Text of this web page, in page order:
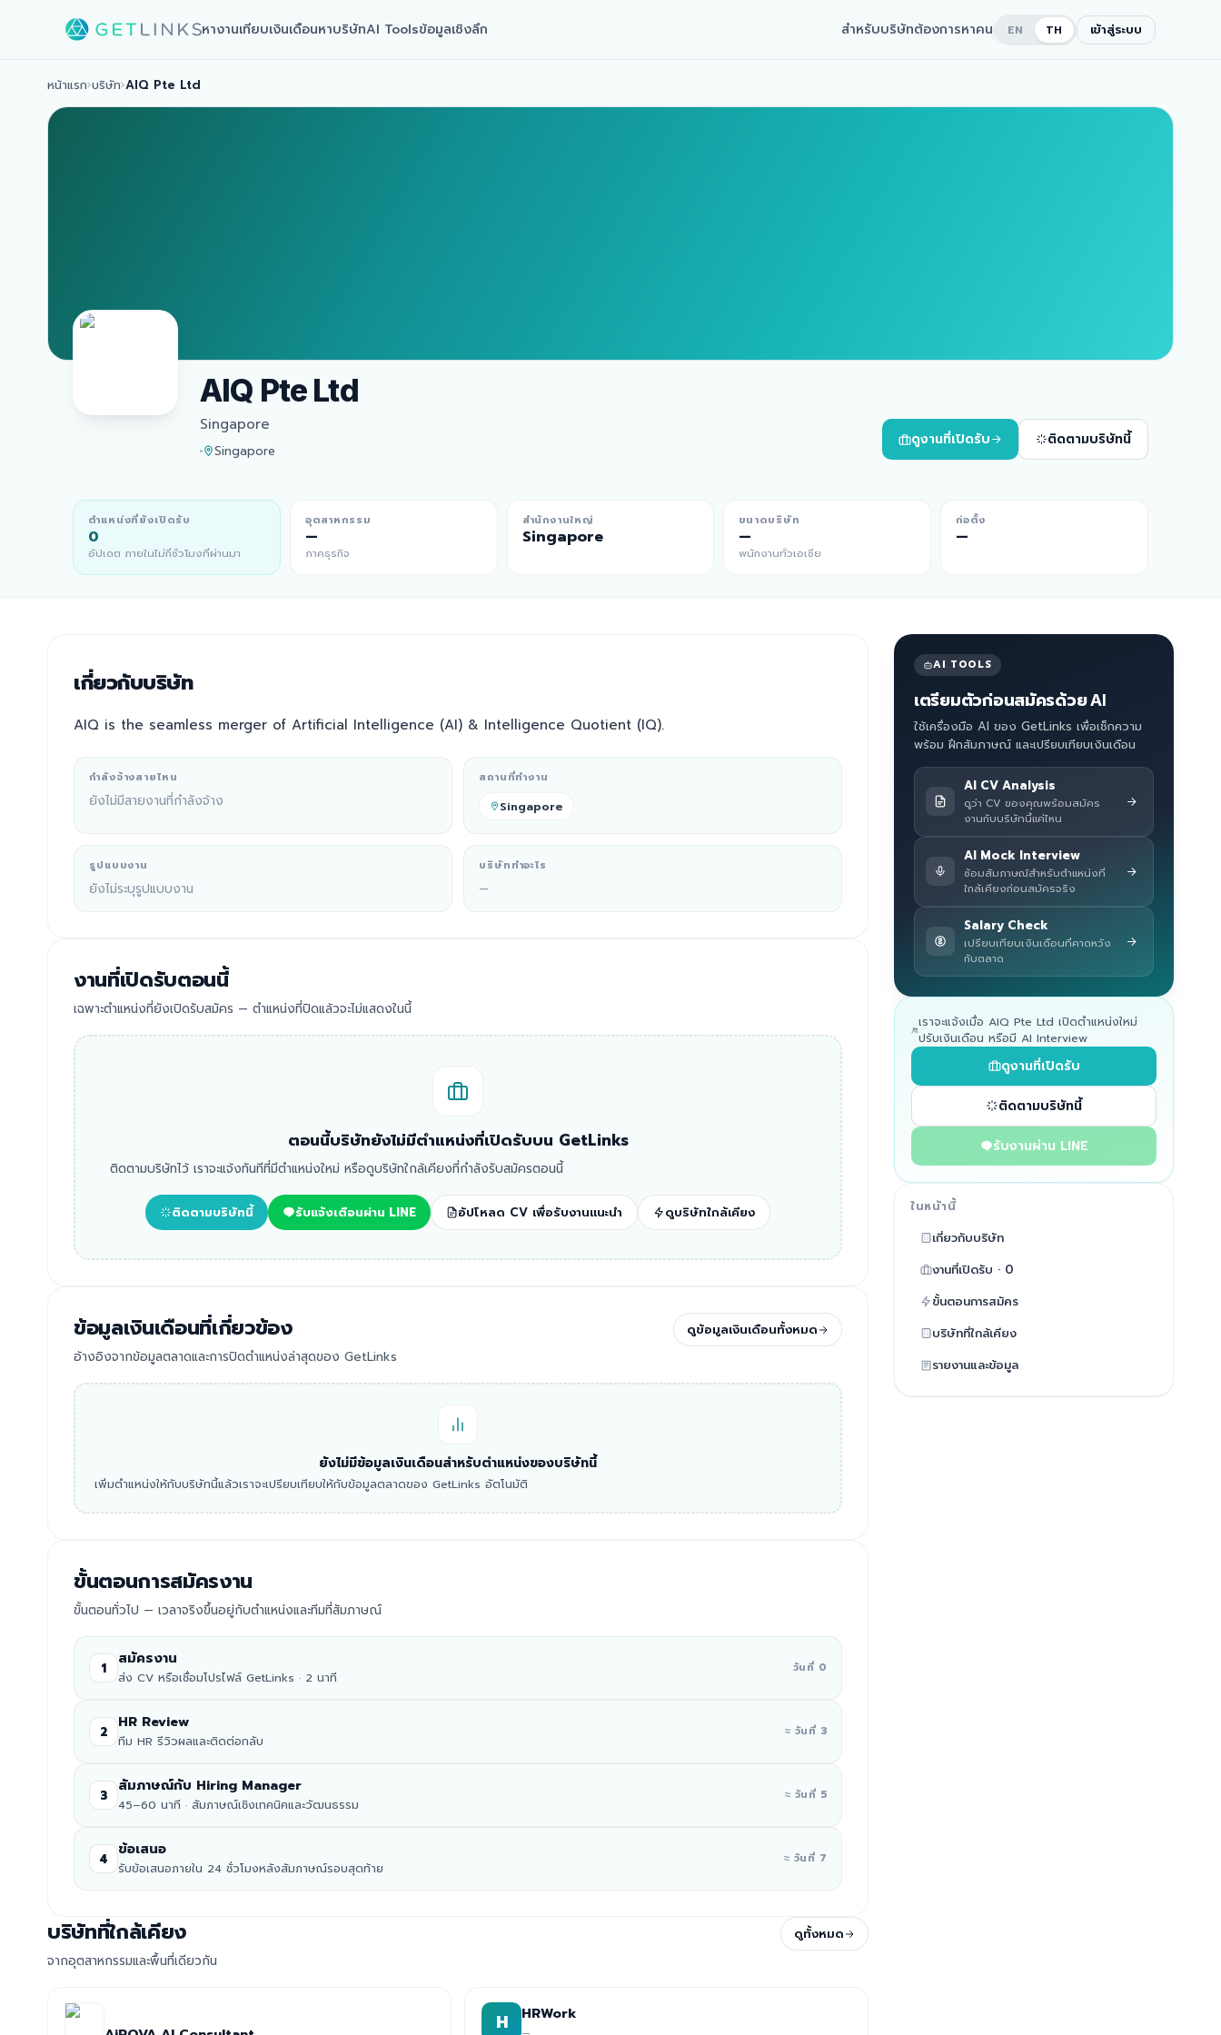
หางานเทียบเงินเดือนหาบริษัทAI Toolsข้อมูลเชิงลึก สำหรับบริษัทต้องการหาคน EN TH เข้าสู่ระบบ
หน้าแรก›บริษัท›AIQ Pte Ltd
AIQ Pte Ltd
Singapore
Singapore
ดูงานที่เปิดรับ ติดตามบริษัทนี้
ตำแหน่งที่ยังเปิดรับ
0
อัปเดต ภายในไม่กี่ชั่วโมงที่ผ่านมา
อุตสาหกรรม
—
ภาคธุรกิจ
สำนักงานใหญ่
Singapore
ขนาดบริษัท
—
พนักงานทั่วเอเชีย
ก่อตั้ง
—
เกี่ยวกับบริษัท
AIQ is the seamless merger of Artificial Intelligence (AI) & Intelligence Quotient (IQ).
กำลังจ้างสายไหน
ยังไม่มีสายงานที่กำลังจ้าง
สถานที่ทำงาน
Singapore
รูปแบบงาน
ยังไม่ระบุรูปแบบงาน
บริษัททำอะไร
—
งานที่เปิดรับตอนนี้
เฉพาะตำแหน่งที่ยังเปิดรับสมัคร — ตำแหน่งที่ปิดแล้วจะไม่แสดงในนี้
ตอนนี้บริษัทยังไม่มีตำแหน่งที่เปิดรับบน GetLinks
ติดตามบริษัทไว้ เราจะแจ้งทันทีที่มีตำแหน่งใหม่ หรือดูบริษัทใกล้เคียงที่กำลังรับสมัครตอนนี้
ติดตามบริษัทนี้ รับแจ้งเตือนผ่าน LINE อัปโหลด CV เพื่อรับงานแนะนำ ดูบริษัทใกล้เคียง
ข้อมูลเงินเดือนที่เกี่ยวข้อง
อ้างอิงจากข้อมูลตลาดและการปิดตำแหน่งล่าสุดของ GetLinks
ดูข้อมูลเงินเดือนทั้งหมด
ยังไม่มีข้อมูลเงินเดือนสำหรับตำแหน่งของบริษัทนี้
เพิ่มตำแหน่งให้กับบริษัทนี้แล้วเราจะเปรียบเทียบให้กับข้อมูลตลาดของ GetLinks อัตโนมัติ
ขั้นตอนการสมัครงาน
ขั้นตอนทั่วไป — เวลาจริงขึ้นอยู่กับตำแหน่งและทีมที่สัมภาษณ์
1 สมัครงาน
ส่ง CV หรือเชื่อมโปรไฟล์ GetLinks · 2 นาที
วันที่ 0
2 HR Review
ทีม HR รีวิวผลและติดต่อกลับ
≈ วันที่ 3
3 สัมภาษณ์กับ Hiring Manager
45–60 นาที · สัมภาษณ์เชิงเทคนิคและวัฒนธรรม
≈ วันที่ 5
4 ข้อเสนอ
รับข้อเสนอภายใน 24 ชั่วโมงหลังสัมภาษณ์รอบสุดท้าย
≈ วันที่ 7
บริษัทที่ใกล้เคียง
จากอุตสาหกรรมและพื้นที่เดียวกัน
ดูทั้งหมด
H HRWork
AI TOOLS
เตรียมตัวก่อนสมัครด้วย AI
ใช้เครื่องมือ AI ของ GetLinks เพื่อเช็กความ
พร้อม ฝึกสัมภาษณ์ และเปรียบเทียบเงินเดือน
AI CV Analysis
ดูว่า CV ของคุณพร้อมสมัคร
งานกับบริษัทนี้แค่ไหน
AI Mock Interview
ซ้อมสัมภาษณ์สำหรับตำแหน่งที่
ใกล้เคียงก่อนสมัครจริง
Salary Check
เปรียบเทียบเงินเดือนที่คาดหวัง
กับตลาด
เราจะแจ้งเมื่อ AIQ Pte Ltd เปิดตำแหน่งใหม่
ปรับเงินเดือน หรือมี AI Interview
ดูงานที่เปิดรับ
ติดตามบริษัทนี้
รับงานผ่าน LINE
ในหน้านี้
เกี่ยวกับบริษัท
งานที่เปิดรับ · 0
ขั้นตอนการสมัคร
บริษัทที่ใกล้เคียง
รายงานและข้อมูล